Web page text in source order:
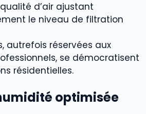
d’air ajustant
le niveau de filtration
autrefois réservées aux
se démocratisent
résidentielles.
optimisée